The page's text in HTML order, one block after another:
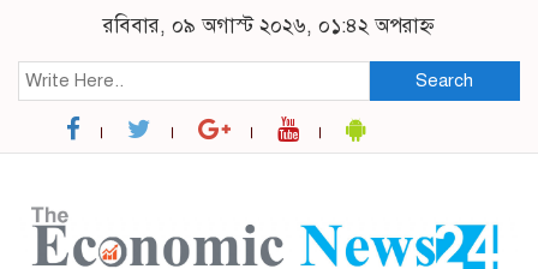
রবিবার, ০৯ অগাস্ট ২০২৬, ০১:৪২ অপরাহ্ন
Search